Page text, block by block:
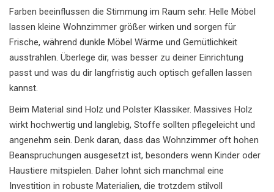
Farben beeinflussen die Stimmung im Raum sehr. Helle Möbel
lassen kleine Wohnzimmer größer wirken und sorgen für
Frische, während dunkle Möbel Wärme und Gemütlichkeit
ausstrahlen. Überlege dir, was besser zu deiner Einrichtung
passt und was du dir langfristig auch optisch gefallen lassen
kannst.
Beim Material sind Holz und Polster Klassiker. Massives Holz
wirkt hochwertig und langlebig, Stoffe sollten pflegeleicht und
angenehm sein. Denk daran, dass das Wohnzimmer oft hohen
Beanspruchungen ausgesetzt ist, besonders wenn Kinder oder
Haustiere mitspielen. Daher lohnt sich manchmal eine
Investition in robuste Materialien, die trotzdem stilvoll